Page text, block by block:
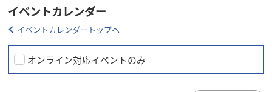
イベントカレンダー
イベントカレンダートップへ
オンライン対応イベントのみ